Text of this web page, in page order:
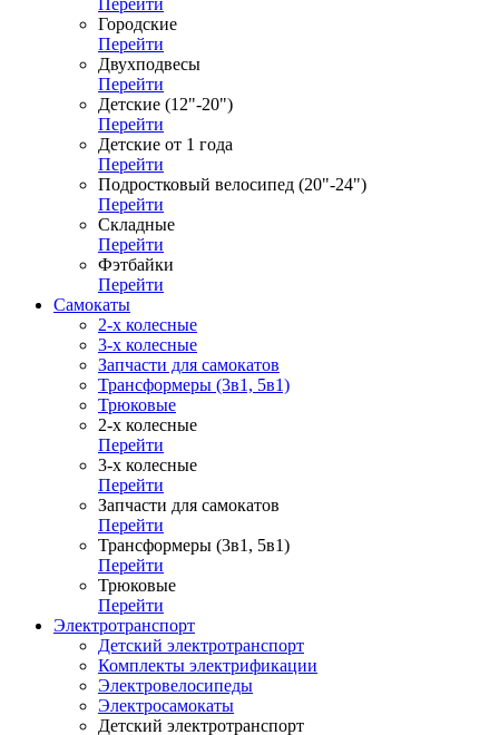
Перейти
Городские
Перейти
Двухподвесы
Перейти
Детские (12"-20")
Перейти
Детские от 1 года
Перейти
Подростковый велосипед (20"-24")
Перейти
Складные
Перейти
Фэтбайки
Перейти
Самокаты
2-х колесные
3-х колесные
Запчасти для самокатов
Трансформеры (3в1, 5в1)
Трюковые
2-х колесные
Перейти
3-х колесные
Перейти
Запчасти для самокатов
Перейти
Трансформеры (3в1, 5в1)
Перейти
Трюковые
Перейти
Электротранспорт
Детский электротранспорт
Комплекты электрификации
Электровелосипеды
Электросамокаты
Детский электротранспорт